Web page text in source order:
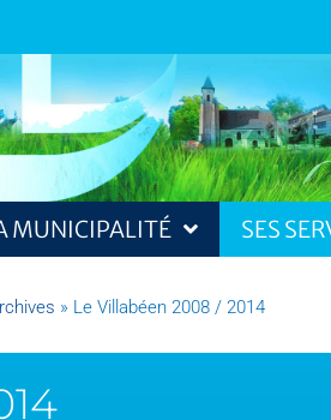
MUNICIPALITÉ SES
» Le Villabéen 2008 / 2014